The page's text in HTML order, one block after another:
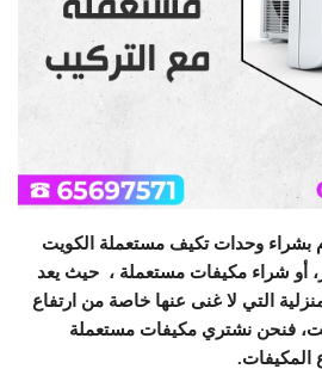
بشراء وحدات تكيف مستعملة الكويت
أو شراء مكيفات مستعملة ، حيث يعد
التي لا غنى عنها خاصة من ارتفاع
فنحن نشتري مكيفات مستعملة
المكيفات.